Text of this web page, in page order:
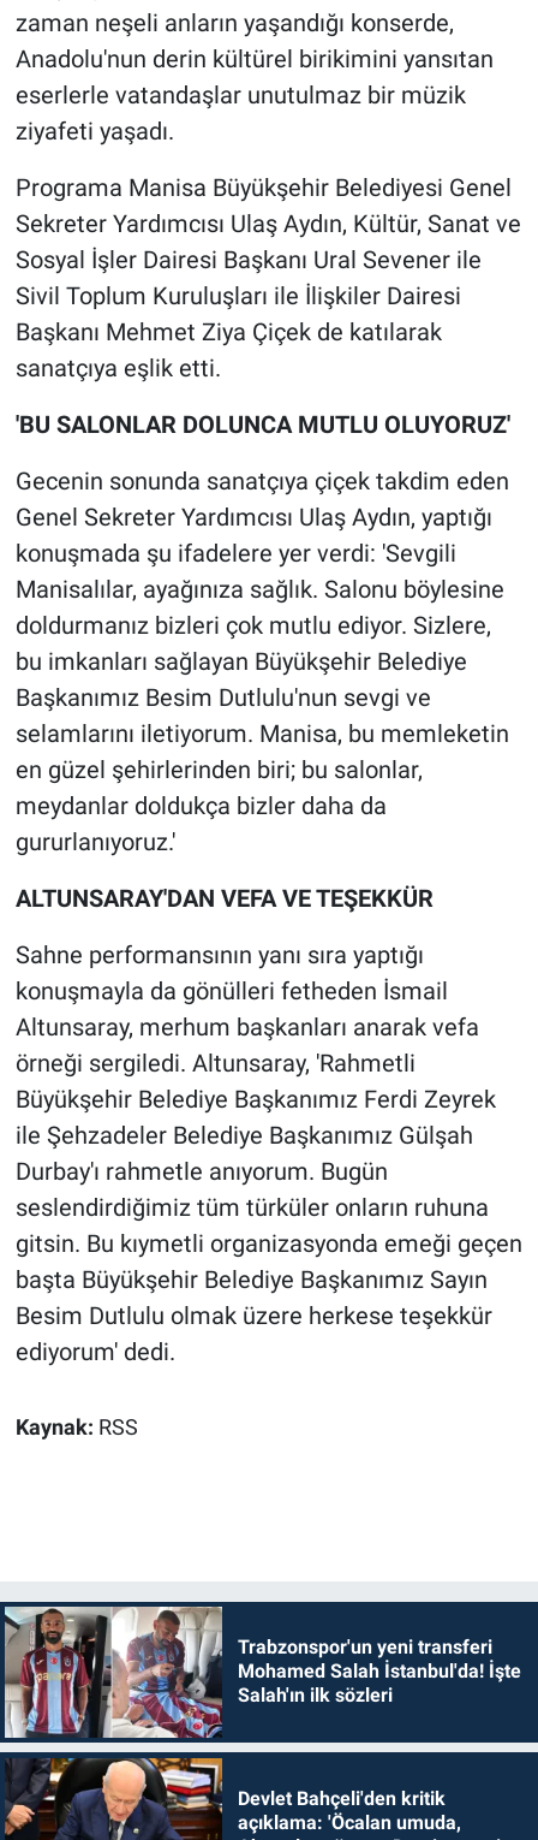
zaman neşeli anların yaşandığı konserde,
Anadolu'nun derin kültürel birikimini yansıtan
eserlerle vatandaşlar unutulmaz bir müzik
ziyafeti yaşadı.
Programa Manisa Büyükşehir Belediyesi Genel
Sekreter Yardımcısı Ulaş Aydın, Kültür, Sanat ve
Sosyal İşler Dairesi Başkanı Ural Sevener ile
Sivil Toplum Kuruluşları ile İlişkiler Dairesi
Başkanı Mehmet Ziya Çiçek de katılarak
sanatçıya eşlik etti.
'BU SALONLAR DOLUNCA MUTLU OLUYORUZ'
Gecenin sonunda sanatçıya çiçek takdim eden
Genel Sekreter Yardımcısı Ulaş Aydın, yaptığı
konuşmada şu ifadelere yer verdi: 'Sevgili
Manisalılar, ayağınıza sağlık. Salonu böylesine
doldurmanız bizleri çok mutlu ediyor. Sizlere,
bu imkanları sağlayan Büyükşehir Belediye
Başkanımız Besim Dutlulu'nun sevgi ve
selamlarını iletiyorum. Manisa, bu memleketin
en güzel şehirlerinden biri; bu salonlar,
meydanlar doldukça bizler daha da
gururlanıyoruz.'
ALTUNSARAY'DAN VEFA VE TEŞEKKÜR
Sahne performansının yanı sıra yaptığı
konuşmayla da gönülleri fetheden İsmail
Altunsaray, merhum başkanları anarak vefa
örneği sergiledi. Altunsaray, 'Rahmetli
Büyükşehir Belediye Başkanımız Ferdi Zeyrek
ile Şehzadeler Belediye Başkanımız Gülşah
Durbay'ı rahmetle anıyorum. Bugün
seslendirdiğimiz tüm türküler onların ruhuna
gitsin. Bu kıymetli organizasyonda emeği geçen
başta Büyükşehir Belediye Başkanımız Sayın
Besim Dutlulu olmak üzere herkese teşekkür
ediyorum' dedi.
Kaynak: RSS
Trabzonspor'un yeni transferi
Mohamed Salah İstanbul'da! İşte
Salah'ın ilk sözleri
Devlet Bahçeli'den kritik
açıklama: 'Öcalan umuda,